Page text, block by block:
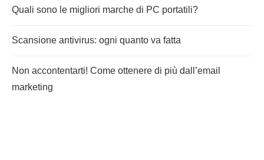
Quali sono le migliori marche di PC portatili?
Scansione antivirus: ogni quanto va fatta
Non accontentarti! Come ottenere di più dall’email
marketing